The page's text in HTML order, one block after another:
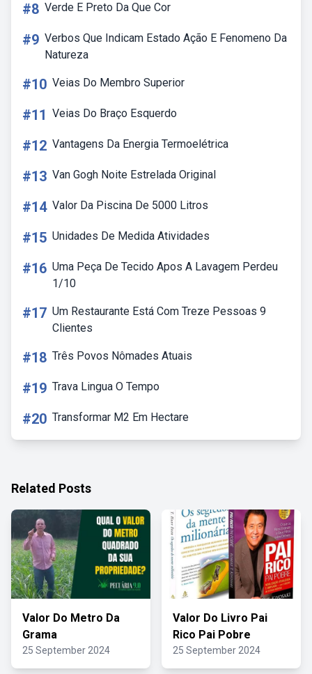
#8 Verde E Preto Da Que Cor
#9 Verbos Que Indicam Estado Ação E Fenomeno Da
Natureza
#10 Veias Do Membro Superior
#11 Veias Do Braço Esquerdo
#12 Vantagens Da Energia Termoelétrica
#13 Van Gogh Noite Estrelada Original
#14 Valor Da Piscina De 5000 Litros
#15 Unidades De Medida Atividades
#16 Uma Peça De Tecido Apos A Lavagem Perdeu
1/10
#17 Um Restaurante Está Com Treze Pessoas 9
Clientes
#18 Três Povos Nômades Atuais
#19 Trava Lingua O Tempo
#20 Transformar M2 Em Hectare
Related Posts
Valor Do Metro Da
Grama
25 September 2024
Valor Do Livro Pai
Rico Pai Pobre
25 September 2024